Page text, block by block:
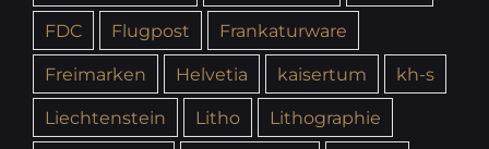
FDC
Flugpost
Frankaturware
Freimarken
Helvetia kaisertum
kh-s
Liechtenstein
Litho
Lithographie